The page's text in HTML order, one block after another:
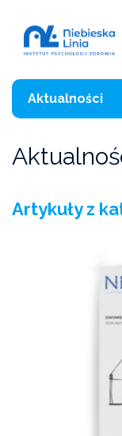
Aktualności
Czasopismo
Czarna Księga
Ekspertyzy,
Artykuły z